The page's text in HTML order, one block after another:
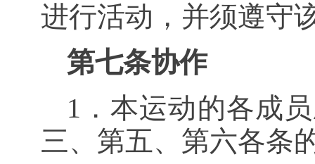
进行活动，并须遵守
第七条协作
1．本运动的各成
三、第五、第六各条